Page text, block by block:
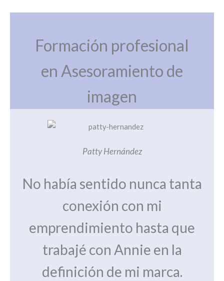
Formación profesional
en Asesoramiento de
imagen
Patty Hernández
No había sentido nunca tanta
conexión con mi
emprendimiento hasta que
trabajé con Annie en la
definición de mi marca.